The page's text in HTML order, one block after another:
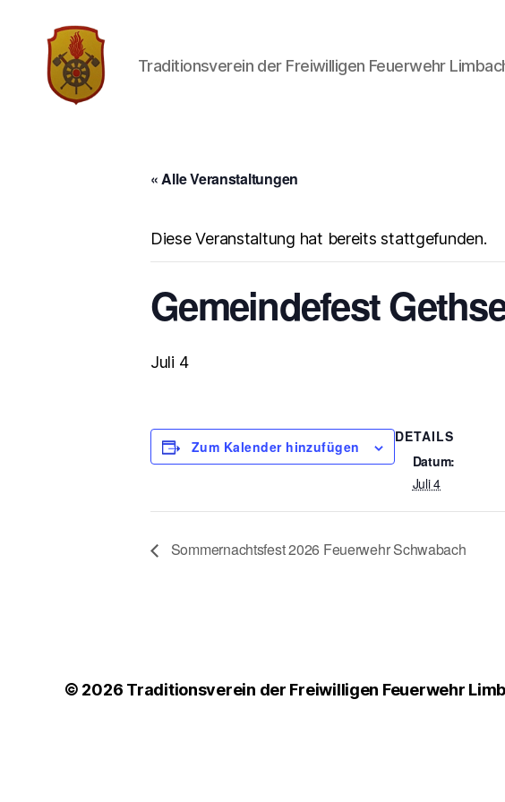
Traditionsverein der Freiwilligen Feuerwehr
« Alle Veranstaltungen
Diese Veranstaltung hat bereits stattgefunden.
Gemeindefest
Juli 4
Zum Kalender hinzufügen
DETAILS
Datum:
Juli 4
Sommernachtsfest 2026 Feuerwehr Schwabach
© 2026 Traditionsverein der Freiwilligen Feuerwehr